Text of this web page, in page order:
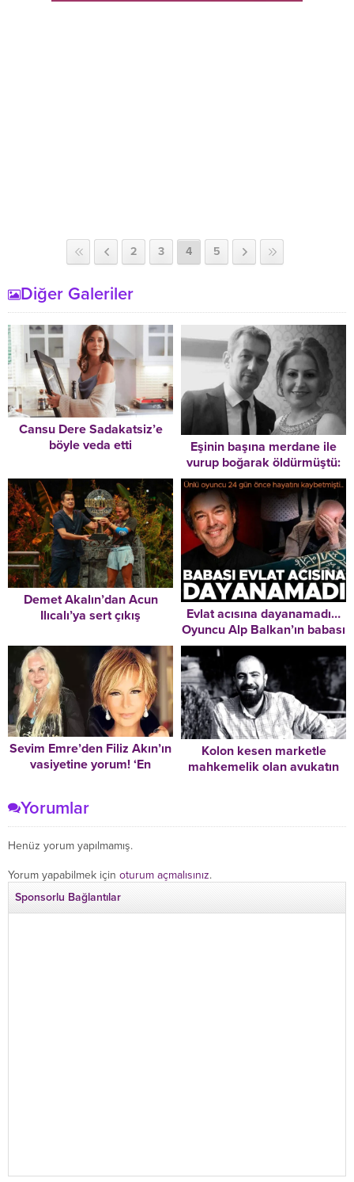
2 3 4 5
Diğer Galeriler
Cansu Dere Sadakatsiz’e
böyle veda etti
Eşinin başına merdane ile
vurup boğarak öldürmüştü:
Vahşeti ‘moral gecesindeki
fotoğraf’ ile savundu!
Olaydan önce aşık olduğunu
söylemiş
Demet Akalın’dan Acun
Ilıcalı’ya sert çıkış
Evlat acısına dayanamadı…
Oyuncu Alp Balkan’ın babası
oğlunun vefatından 24 gün
sonra hayatını kaybetti
Sevim Emre’den Filiz Akın’ın
vasiyetine yorum! ‘En
Kolon kesen marketle
mahkemelik olan avukatın
Yorumlar
Henüz yorum yapılmamış.
Yorum yapabilmek için oturum açmalısınız.
Sponsorlu Bağlantılar